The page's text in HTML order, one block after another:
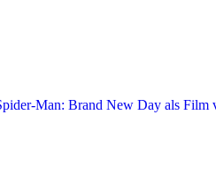
Man: Brand New Day als